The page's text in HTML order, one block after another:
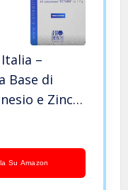
–
Base di
e Zinco
Su Amazon